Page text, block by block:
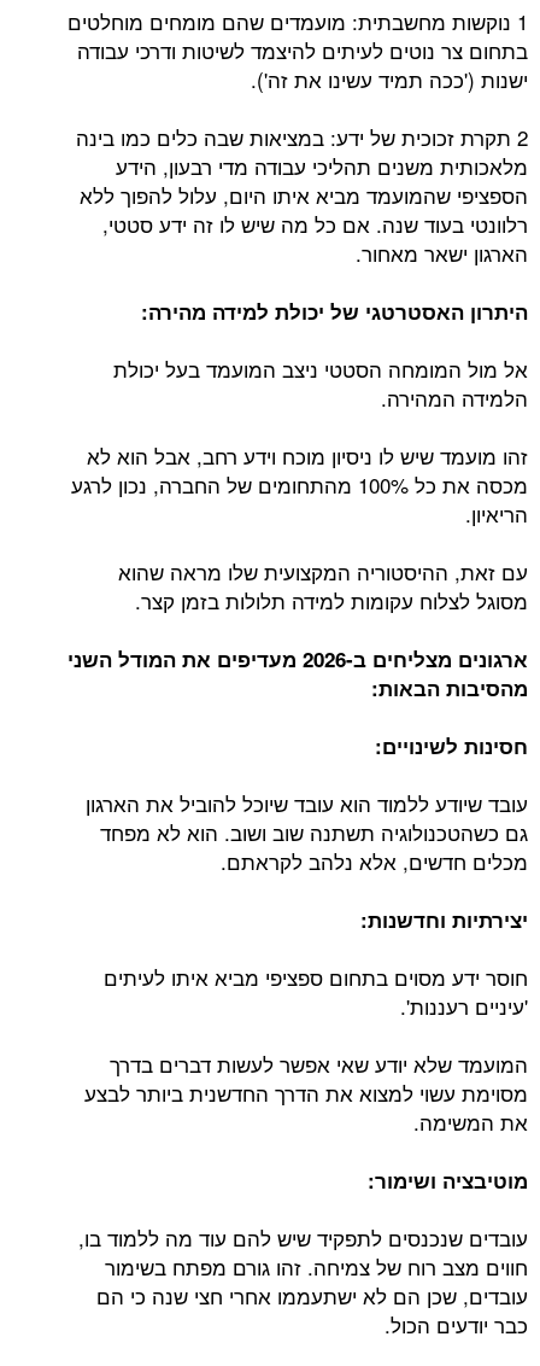
1 נוקשות מחשבתית: מועמדים שהם מומחים מוחלטים
בתחום צר נוטים לעיתים להיצמד לשיטות ודרכי עבודה
ישנות ('ככה תמיד עשינו את זה').
2 תקרת זכוכית של ידע: במציאות שבה כלים כמו בינה
מלאכותית משנים תהליכי עבודה מדי רבעון, הידע
הספציפי שהמועמד מביא איתו היום, עלול להפוך ללא
רלוונטי בעוד שנה. אם כל מה שיש לו זה ידע סטטי,
הארגון ישאר מאחור.
היתרון האסטרטגי של יכולת למידה מהירה:
אל מול המומחה הסטטי ניצב המועמד בעל יכולת
הלמידה המהירה.
זהו מועמד שיש לו ניסיון מוכח וידע רחב, אבל הוא לא
מכסה את כל 100% מהתחומים של החברה, נכון לרגע
הריאיון.
עם זאת, ההיסטוריה המקצועית שלו מראה שהוא
מסוגל לצלוח עקומות למידה תלולות בזמן קצר.
ארגונים מצליחים ב-2026 מעדיפים את המודל השני
מהסיבות הבאות:
חסינות לשינויים:
עובד שיודע ללמוד הוא עובד שיוכל להוביל את הארגון
גם כשהטכנולוגיה תשתנה שוב ושוב. הוא לא מפחד
מכלים חדשים, אלא נלהב לקראתם.
יצירתיות וחדשנות:
חוסר ידע מסוים בתחום ספציפי מביא איתו לעיתים
'עיניים רעננות'.
המועמד שלא יודע שאי אפשר לעשות דברים בדרך
מסוימת עשוי למצוא את הדרך החדשנית ביותר לבצע
את המשימה.
מוטיבציה ושימור:
עובדים שנכנסים לתפקיד שיש להם עוד מה ללמוד בו,
חווים מצב רוח של צמיחה. זהו גורם מפתח בשימור
עובדים, שכן הם לא ישתעממו אחרי חצי שנה כי הם
כבר יודעים הכול.